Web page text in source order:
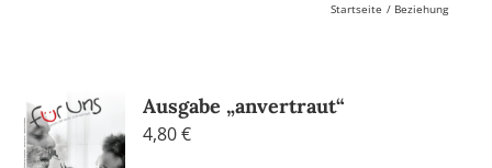
Startseite Beziehung
Ausgabe „anvertraut“
4,80€